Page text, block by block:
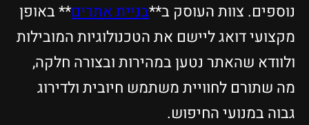
נוספים. צוות העוסק ב**בניית אתרים** באופן
מקצועי דואג ליישם את הטכנולוגיות המובילות
ולוודא שהאתר נטען במהירות ובצורה חלקה,
מה שתורם לחוויית משתמש חיובית ולדירוג
גבוה במנועי החיפוש.